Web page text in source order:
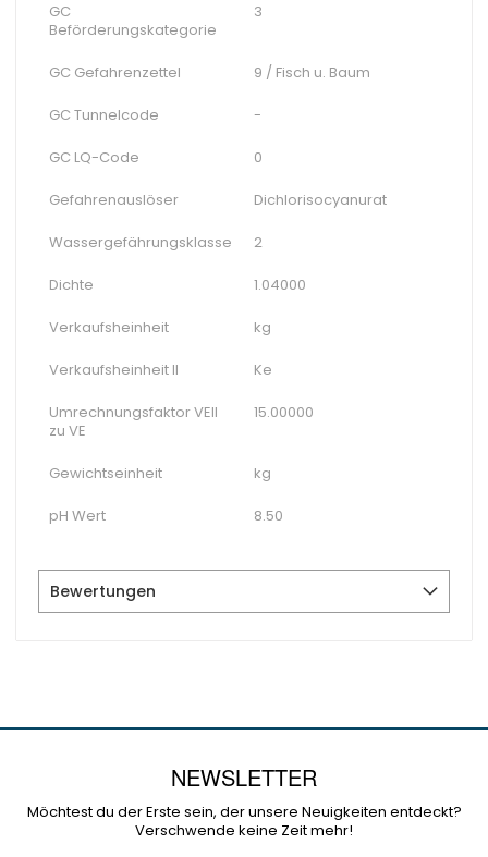
GC
Beförderungskategorie
3
GC Gefahrenzettel 9 / Fisch u. Baum
GC Tunnelcode -
GC LQ-Code 0
Gefahrenauslöser Dichlorisocyanurat
Wassergefährungsklasse 2
Dichte 1.04000
Verkaufsheinheit kg
Verkaufsheinheit II Ke
Umrechnungsfaktor VEII
zu VE
15.00000
Gewichtseinheit kg
pH Wert 8.50
Bewertungen
NEWSLETTER
Möchtest du der Erste sein, der unsere Neuigkeiten entdeckt?
Verschwende keine Zeit mehr!